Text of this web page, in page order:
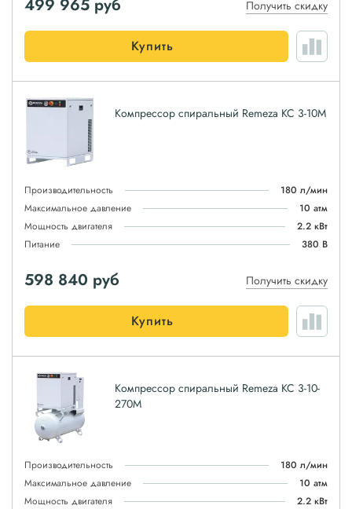
499 965 руб Получить скидку
Купить
Компрессор спиральный Remeza КС 3-10М
Производительность
180 л/мин
Максимальное давление
10 атм
Мощность двигателя
2.2 кВт
Питание
380 В
598 840 руб Получить скидку
Купить
Компрессор спиральный Remeza КС 3-10-
270М
Производительность
180 л/мин
Максимальное давление
10 атм
Мощность двигателя
2.2 кВт